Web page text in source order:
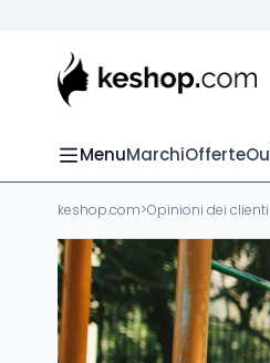
MenuMarchiOfferte
keshop.com>Opinioni dei clienti